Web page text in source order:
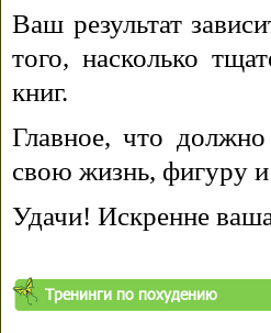
Ваш результат
того, насколько
книг.
Главное, что
свою жизнь, фигуру
Удачи! Искренне
Тренинги по похудению